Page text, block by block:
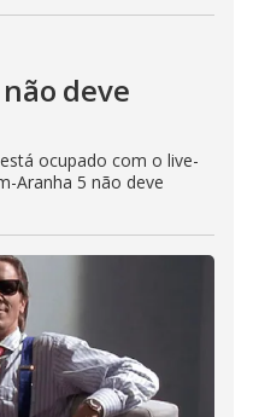
deve
ocupado com o live-
Aranha 5 não deve